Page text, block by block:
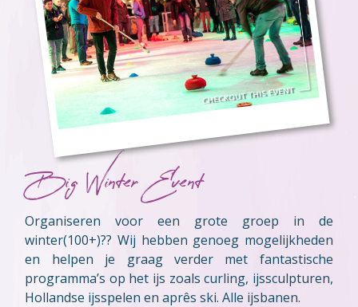
Big Winter Event
Organiseren voor een grote groep in de
winter(100+)?? Wij hebben genoeg mogelijkheden
en helpen je graag verder met fantastische
programma’s op het ijs zoals curling, ijssculpturen,
Hollandse ijsspelen en aprês ski. Alle ijsbanen.